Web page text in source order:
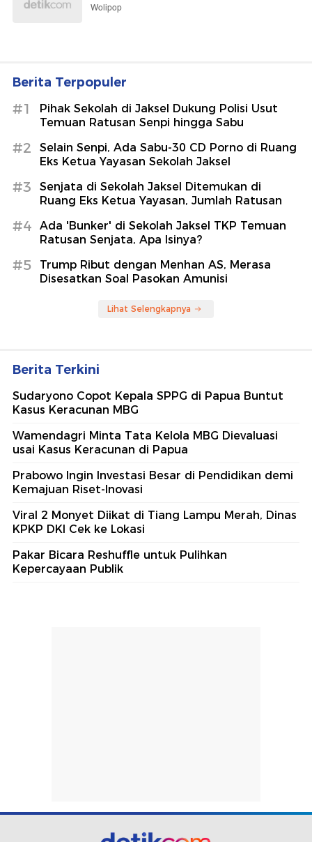
Wolipop
Berita Terpopuler
#1
Pihak Sekolah di Jaksel Dukung Polisi Usut
Temuan Ratusan Senpi hingga Sabu
#2
Selain Senpi, Ada Sabu-30 CD Porno di Ruang
Eks Ketua Yayasan Sekolah Jaksel
#3
Senjata di Sekolah Jaksel Ditemukan di
Ruang Eks Ketua Yayasan, Jumlah Ratusan
#4
Ada 'Bunker' di Sekolah Jaksel TKP Temuan
Ratusan Senjata, Apa Isinya?
#5
Trump Ribut dengan Menhan AS, Merasa
Disesatkan Soal Pasokan Amunisi
Lihat Selengkapnya
Berita Terkini
Sudaryono Copot Kepala SPPG di Papua Buntut
Kasus Keracunan MBG
Wamendagri Minta Tata Kelola MBG Dievaluasi
usai Kasus Keracunan di Papua
Prabowo Ingin Investasi Besar di Pendidikan demi
Kemajuan Riset-Inovasi
Viral 2 Monyet Diikat di Tiang Lampu Merah, Dinas
KPKP DKI Cek ke Lokasi
Pakar Bicara Reshuffle untuk Pulihkan
Kepercayaan Publik